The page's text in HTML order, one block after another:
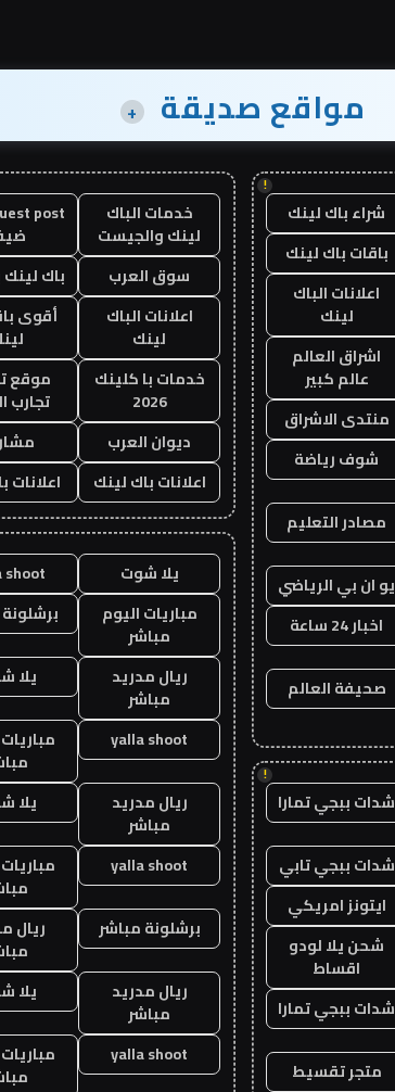
مواقع صديقة +
!
شراء باك لينك
باقات باك لينك
اعلانات الباك
لينك
اشراق العالم
عالم كبير
منتدى الاشراق
شوف رياضة
مصادر التعليم
يو ان بي الرياضي
اخبار 24 ساعة
صحيفة العالم
!
شدات ببجي تمارا
شدات ببجي تابي
ايتونز امريكي
شحن يلا لودو
اقساط
شدات ببجي تمارا
متجر تقسيط
خدمات الباك
لينك والجيست
سوق العرب
باك لينك
اعلانات الباك
لينك
أقوى
خدمات با كلينك
2026
موقع
تجارب
ديوان العرب
اعلانات باك لينك
اعلانات
يلا شوت
shoot
مباريات اليوم
مباشر
ريال مدريد
مباشر
يلا
yalla shoot
ريال مدريد
مباشر
يلا
yalla shoot
برشلونة مباشر
ريال
ريال مدريد
مباشر
يلا
yalla shoot